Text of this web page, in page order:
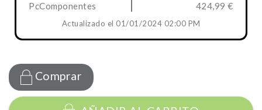
PcComponentes
424,99 €
Actualizado el 01/01/2024 02:00 PM
Comprar